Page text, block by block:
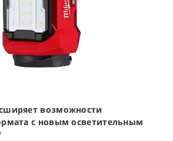
возможности
с новым осветительным